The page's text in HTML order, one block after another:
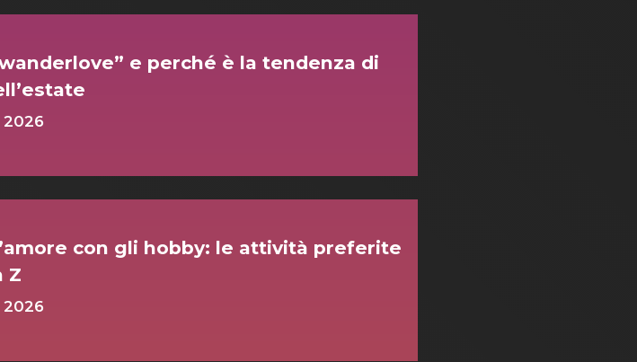
e perché è la tendenza di
2026
con gli hobby: le attività preferite
Z
2026